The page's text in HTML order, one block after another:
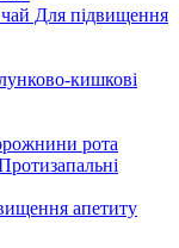
Для підвищення
кишкові
рота
апетиту